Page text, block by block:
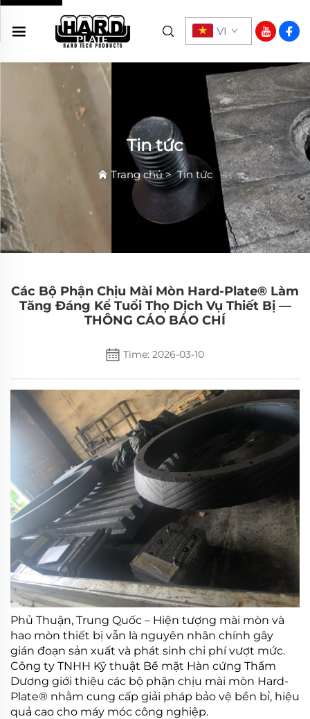
VI
Tin tức
Trang chủ>Tin tức
Các Bộ Phận Chịu Mài Mòn Hard-Plate® Làm
Tăng Đáng Kể Tuổi Thọ Dịch Vụ Thiết Bị —
THÔNG CÁO BÁO CHÍ
Time: 2026-03-10
Phủ Thuận, Trung Quốc – Hiện tượng mài mòn và
hao mòn thiết bị vẫn là nguyên nhân chính gây
gián đoạn sản xuất và phát sinh chi phí vượt mức.
Công ty TNHH Kỹ thuật Bề mặt Hàn cứng Thẩm
Dương giới thiệu các bộ phận chịu mài mòn Hard-
Plate® nhằm cung cấp giải pháp bảo vệ bền bỉ, hiệu
quả cao cho máy móc công nghiệp.